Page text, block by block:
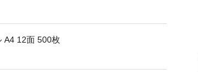
A4 12面 500枚